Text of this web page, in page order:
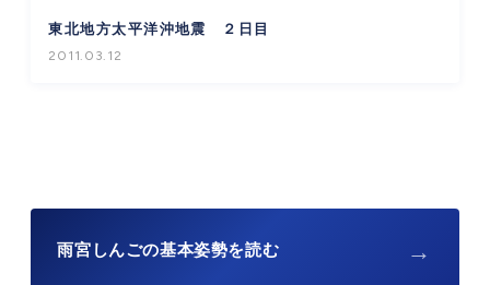
東北地方太平洋沖地震 ２日目
2011.03.12
雨宮しんごの基本姿勢を読む →